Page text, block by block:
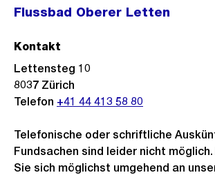
Flussbad Oberer Letten
Telefonische oder schriftliche
Fundsachen sind leider nicht
Sie sich möglichst umgehend an
Kontakt
Lettensteg 10
8037 Zürich
Telefon +41 44 413 58 80